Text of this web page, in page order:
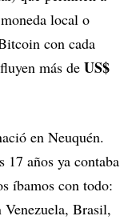
local o
con cada
más de US$
en Neuquén.
años ya contaba
íbamos con todo:
Brasil,